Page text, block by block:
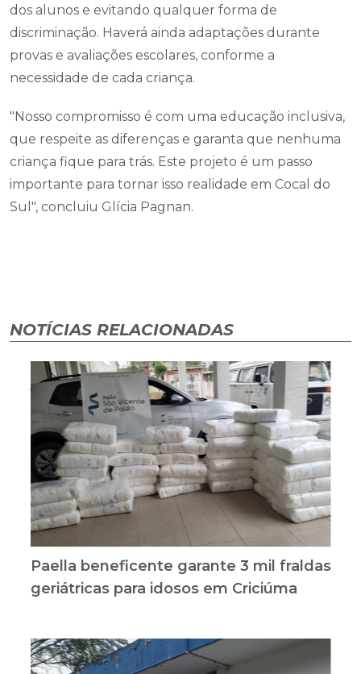
dos alunos e evitando qualquer forma de
discriminação. Haverá ainda adaptações durante
provas e avaliações escolares, conforme a
necessidade de cada criança.
"Nosso compromisso é com uma educação inclusiva,
que respeite as diferenças e garanta que nenhuma
criança fique para trás. Este projeto é um passo
importante para tornar isso realidade em Cocal do
Sul", concluiu Glícia Pagnan.
NOTÍCIAS RELACIONADAS
Paella beneficente garante 3 mil fraldas
geriátricas para idosos em Criciúma